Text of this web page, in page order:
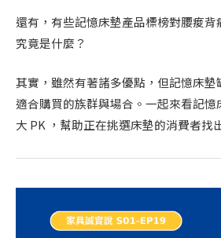
還有，有些記憶床墊產品標榜對腰痠
究竟是什麼？
其實，雖然有著諸多優點，但記憶床
適合購買的族群與場合。一起來看記
大 PK ，幫助正在挑選床墊的消費者找